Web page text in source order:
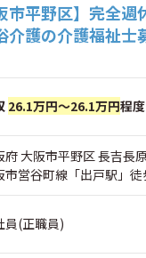
市平野区】完全週
護の介護福祉士
26.1万円～26.1万円程度
府 大阪市平野区 長吉長
市営谷町線「出戸駅」
員(正職員)